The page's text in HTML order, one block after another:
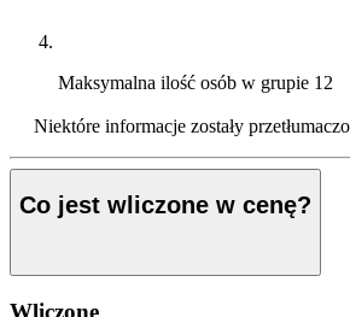
Maksymalna ilość osób w grupie 12
Niektóre informacje zostały
Co jest wliczone w cenę?
Wliczone